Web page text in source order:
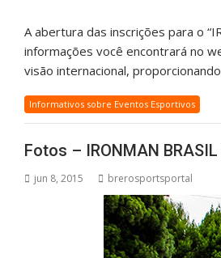
A abertura das inscrições para o
informações você encontrará no
visão internacional,
Informativos sobre Eventos Esportivos
Fotos – IRONMAN
jun 8, 2015 brerosportsportal